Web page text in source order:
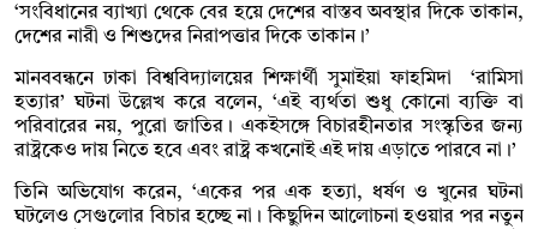
‘সংবিধানের ব্যাখ্যা থেকে বের হয়ে দেশের বাস্তব অবস্থার দিকে তাকান,
দেশের নারী ও শিশুদের নিরাপত্তার দিকে তাকান।’
মানববন্ধনে ঢাকা বিশ্ববিদ্যালয়ের শিক্ষার্থী সুমাইয়া ফাহমিদা ‘রামিসা
হত্যার’ ঘটনা উল্লেখ করে বলেন, ‘এই ব্যর্থতা শুধু কোনো ব্যক্তি বা
পরিবারের নয়, পুরো জাতির। একইসঙ্গে বিচারহীনতার সংস্কৃতির জন্য
রাষ্ট্রকেও দায় নিতে হবে এবং রাষ্ট্র কখনোই এই দায় এড়াতে পারবে না।’
তিনি অভিযোগ করেন, ‘একের পর এক হত্যা, ধর্ষণ ও খুনের ঘটনা
ঘটলেও সেগুলোর বিচার হচ্ছে না। কিছুদিন আলোচনা হওয়ার পর নতুন